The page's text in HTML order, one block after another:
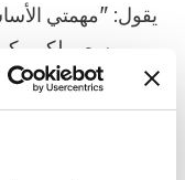
يقول: "مهمتي
بوسعي لكي
النووية. لا أريد أن
على هذا الكوكب…